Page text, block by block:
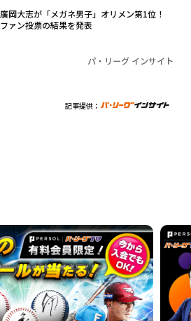
廣岡大志が「メガネ男子」オリメン第1位！
ファン投票の結果を発表
パ・リーグ インサイト
記事提供：